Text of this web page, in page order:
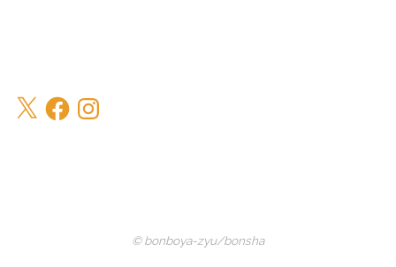
ギ
の
X FacebookInstagram
© bonboya-zyu/bonsha